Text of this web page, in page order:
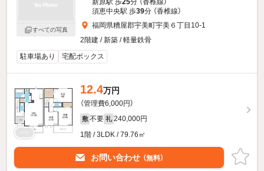
すべての写真
新原駅 歩25分 （香椎線）
須恵中央駅 歩39分 （香椎線）
福岡県糟屋郡宇美町宇美６丁目10-1
2階建 / 新築 / 軽量鉄骨
駐車場あり
宅配ボックス
12.4万円
（管理費6,000円）
敷 不要 礼 240,000円
1階 / 3LDK / 79.76㎡
お問い合わせ （無料）